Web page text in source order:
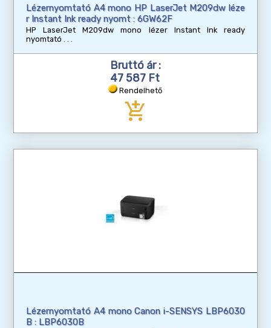
Lézernyomtató A4 mono HP LaserJet M209dw léze
r Instant Ink ready nyomt : 6GW62F
HP LaserJet M209dw mono lézer Instant Ink ready
nyomtató
Bruttó ár :
47 587 Ft
Rendelhető
add_shopping_cart
Lézernyomtató A4 mono Canon i-SENSYS LBP6030
B : LBP6030B